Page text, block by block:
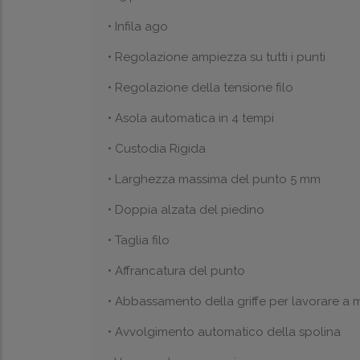
• Infila ago
• Regolazione ampiezza su tutti i punti
• Regolazione della tensione filo
• Asola automatica in 4 tempi
• Custodia Rigida
• Larghezza massima del punto 5 mm
• Doppia alzata del piedino
• Taglia filo
• Affrancatura del punto
• Abbassamento della griffe per lavorare a
• Avvolgimento automatico della spolina